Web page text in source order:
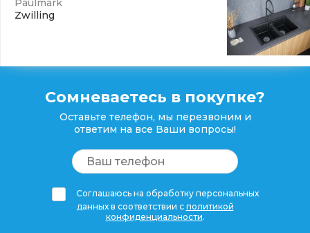
Paulmark
Zwilling
Сомневаетесь в покупке?
Оставьте телефон, мы перезвоним и
ответим на все Ваши вопросы!
Соглашаюсь на обработку персональных
данных в соответствии с политикой
конфиденциальности.